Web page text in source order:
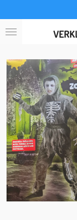
direct
naar